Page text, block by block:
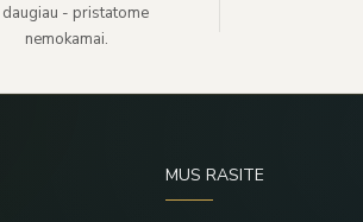
daugiau - pristatome
nemokamai.
MUS RASITE